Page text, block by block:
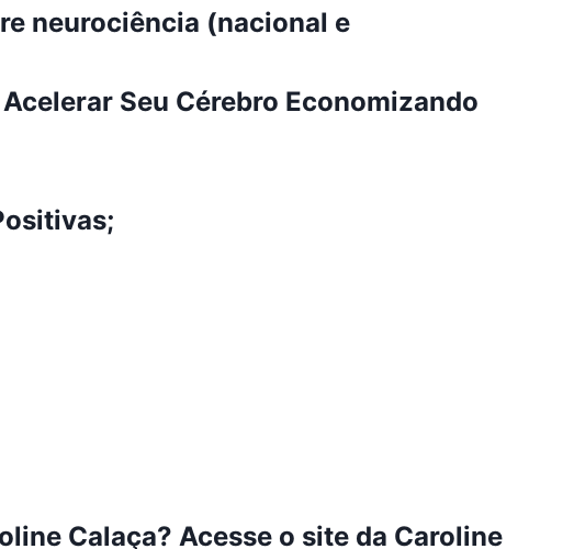
neurociência (nacional e
Seu Cérebro Economizando
Calaça? Acesse o site da Caroline